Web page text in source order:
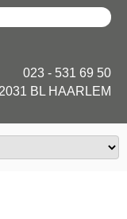
023 - 531 69 50
BL HAARLEM